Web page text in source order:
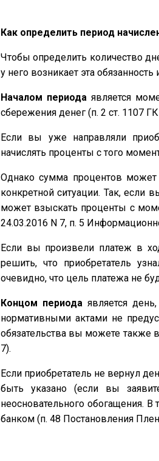
Как определить период
Чтобы определить количество
у него возникает эта
Началом периода является
сбережения денег (п. 2 ст. 1107
Если вы уже направляли
начислять проценты с того
Однако сумма процентов может
конкретной ситуации. Так, если
может взыскать проценты с
24.03.2016 N 7, п. 5
Если вы произвели платеж в
решить, что приобретатель
очевидно, что цель платежа не
Концом периода является
нормативными актами не
обязательства вы можете также
7).
Если приобретатель не вернул
быть указано (если вы
неосновательного обогащения.
банком (п. 48 Постановления